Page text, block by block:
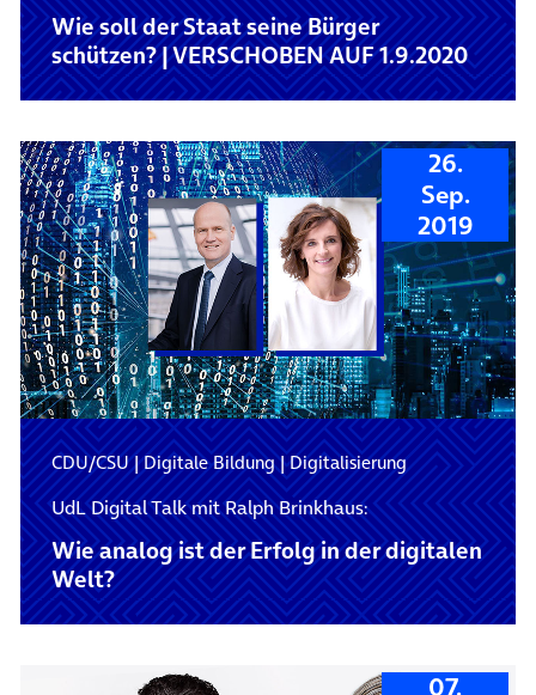
Wie soll der Staat seine Bürger
schützen? | VERSCHOBEN AUF 1.9.2020
26.
Sep.
2019
CDU/CSU|Digitale Bildung|Digitalisierung
UdL Digital Talk mit Ralph Brinkhaus:
Wie analog ist der Erfolg in der digitalen
Welt?
07.